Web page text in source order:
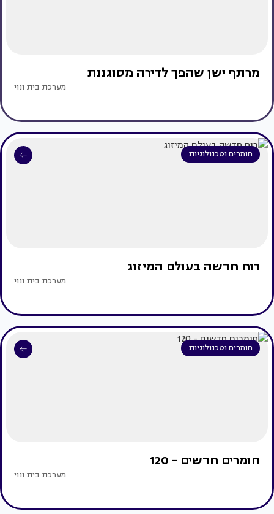
מרתף ישן שהפך לדירה מסוגננת
מערכת בית ונוי
חומרים וטכנולוגיות
רוח חדשה בעולם המיזוג
מערכת בית ונוי
חומרים וטכנולוגיות
חומרים חדשים - 120
מערכת בית ונוי